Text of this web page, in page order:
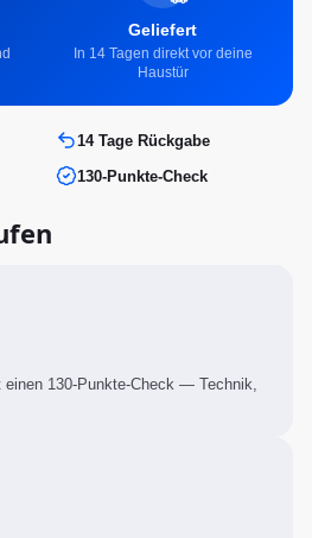
Geliefert
In 14 Tagen direkt vor deine
Haustür
14 Tage Rückgabe
130-Punkte-Check
einen 130-Punkte-Check — Technik,